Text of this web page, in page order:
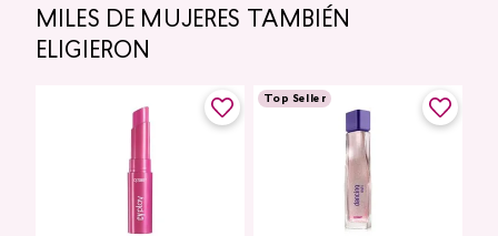
MILES DE MUJERES TAMBIÉN
ELIGIERON
Top Seller